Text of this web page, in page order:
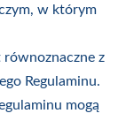
w którym
równoznaczne z
Regulaminu.
mogą